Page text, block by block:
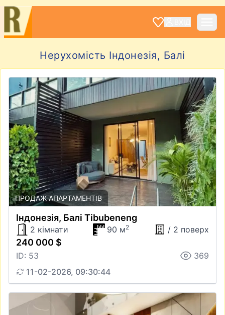
Нерухомість Iндонезiя, Балі
ПРОДАЖ АПАРТАМЕНТІВ
Iндонезiя, Балі Tibubeneng
2 кімнати 90 м2 / 2 поверх
240 000 $
ID: 53
369
11-02-2026, 09:30:44